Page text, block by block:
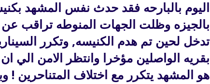
اليوم بالبارحه فقد حدث نفس المشهد
بالجيزه وظلت الجهات المنوطه تراقب
تدخل لحين تم هدم الكنيسه, وتكرر
بقريه الواصلين مؤخرا وانتظر الامن الي
هو المشهد يتكرر مع اختلاف المتناحرين !